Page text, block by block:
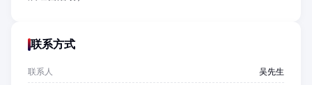
联系方式
联系人 吴先生